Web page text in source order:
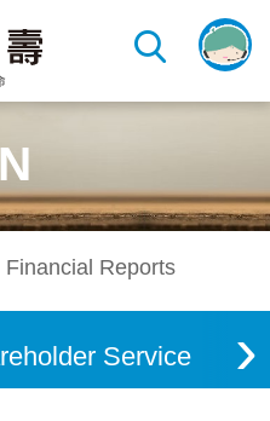
Financial Reports
Service ›